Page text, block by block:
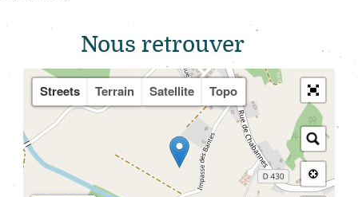
Nous retrouver
Streets Terrain Satellite Topo